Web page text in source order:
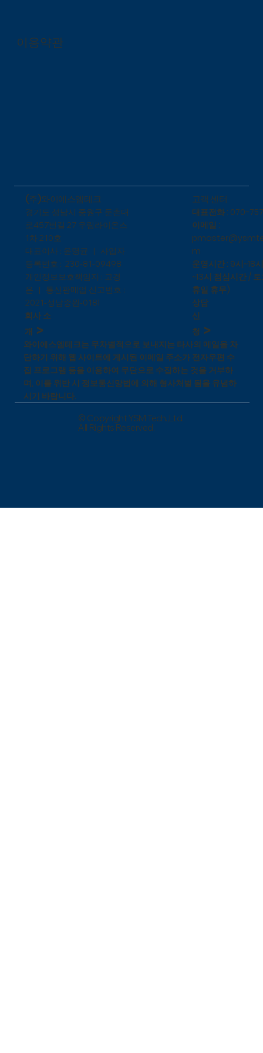
이용약관
와이에스엠테크는 무차별적으로 보내지는 타사의 메일을 차
단하기 위해 웹 사이트에 게시된 이메일 주소가 전자우편 수
집 프로그램 등을 이용하여 무단으로 수집하는 것을 거부하
며, 이를 위반 시 정보통신망법에 의해 형사처벌 됨을 유념하
시기 바랍니다.
(주)와이에스엠테크
​경기도 성남시 중원구 둔촌대
로457번길 27 우림라이온스
1차 210호
대표이사 : 윤명균 | 사업자
등록번호 : 230-81-09498
개인정보보호책임자 : 고경
은 | 통신판매업 신고번호 :
2021-성남중원-0181
회사 소
개 >
​고객 센터
대표전화 : 070-
이메일 :
m
운영시간 : 9시~18
~13시 점심시간 /
휴일 휴무)
상담
신
청 >
© Copyright YSM Tech.,Ltd.
All Rights Reserved.